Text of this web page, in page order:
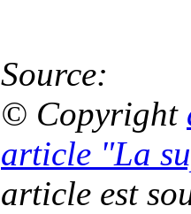
Source:
© Copyright
article "La
article est